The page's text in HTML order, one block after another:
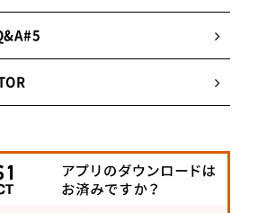
オン効果で快適な空間へ
。マイナスイオンの発生作用や